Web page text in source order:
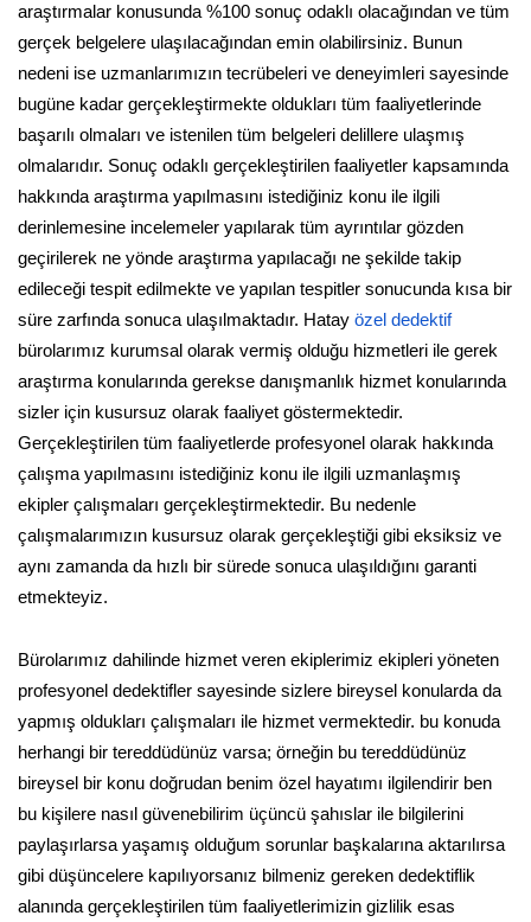
araştırmalar konusunda %100 sonuç odaklı olacağından ve tüm
gerçek belgelere ulaşılacağından emin olabilirsiniz. Bunun
nedeni ise uzmanlarımızın tecrübeleri ve deneyimleri sayesinde
bugüne kadar gerçekleştirmekte oldukları tüm faaliyetlerinde
başarılı olmaları ve istenilen tüm belgeleri delillere ulaşmış
olmalarıdır. Sonuç odaklı gerçekleştirilen faaliyetler kapsamında
hakkında araştırma yapılmasını istediğiniz konu ile ilgili
derinlemesine incelemeler yapılarak tüm ayrıntılar gözden
geçirilerek ne yönde araştırma yapılacağı ne şekilde takip
edileceği tespit edilmekte ve yapılan tespitler sonucunda kısa bir
süre zarfında sonuca ulaşılmaktadır. Hatay özel dedektif
bürolarımız kurumsal olarak vermiş olduğu hizmetleri ile gerek
araştırma konularında gerekse danışmanlık hizmet konularında
sizler için kusursuz olarak faaliyet göstermektedir.
Gerçekleştirilen tüm faaliyetlerde profesyonel olarak hakkında
çalışma yapılmasını istediğiniz konu ile ilgili uzmanlaşmış
ekipler çalışmaları gerçekleştirmektedir. Bu nedenle
çalışmalarımızın kusursuz olarak gerçekleştiği gibi eksiksiz ve
aynı zamanda da hızlı bir sürede sonuca ulaşıldığını garanti
etmekteyiz.
Bürolarımız dahilinde hizmet veren ekiplerimiz ekipleri yöneten
profesyonel dedektifler sayesinde sizlere bireysel konularda da
yapmış oldukları çalışmaları ile hizmet vermektedir. bu konuda
herhangi bir tereddüdünüz varsa; örneğin bu tereddüdünüz
bireysel bir konu doğrudan benim özel hayatımı ilgilendirir ben
bu kişilere nasıl güvenebilirim üçüncü şahıslar ile bilgilerini
paylaşırlarsa yaşamış olduğum sorunlar başkalarına aktarılırsa
gibi düşüncelere kapılıyorsanız bilmeniz gereken dedektiflik
alanında gerçekleştirilen tüm faaliyetlerimizin gizlilik esas